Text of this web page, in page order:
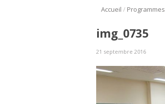
Accueil / Programmes
img_0735
21 septembre 2016